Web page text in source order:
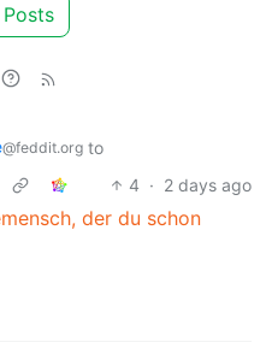
Posts
@feddit.org to
4 · 2 days ago
der du schon